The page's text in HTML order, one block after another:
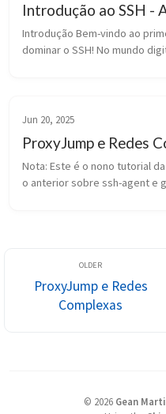
Introdução ao SSH -
Introdução Bem-vindo ao
dominar o SSH! No mundo
Jun 20, 2025
ProxyJump e Redes
Nota: Este é o nono tutorial
o anterior sobre ssh-agent e
ProxyJump e Redes
Complexas
© 2026 Gean